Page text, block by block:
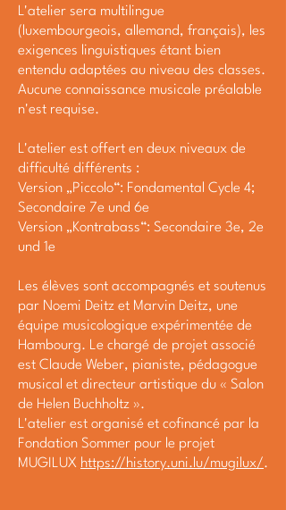
L'atelier sera multilingue
(luxembourgeois, allemand, français), les
exigences linguistiques étant bien
entendu adaptées au niveau des classes.
Aucune connaissance musicale préalable
n'est requise.
L'atelier est offert en deux niveaux de
difficulté différents :
Version „Piccolo“: Fondamental Cycle 4;
Secondaire 7e und 6e
Version „Kontrabass“: Secondaire 3e, 2e
und 1e
Les élèves sont accompagnés et soutenus
par Noemi Deitz et Marvin Deitz, une
équipe musicologique expérimentée de
Hambourg. Le chargé de projet associé
est Claude Weber, pianiste, pédagogue
musical et directeur artistique du « Salon
de Helen Buchholtz ».
L'atelier est organisé et cofinancé par la
Fondation Sommer pour le projet
MUGILUX https://history.uni.lu/mugilux/.